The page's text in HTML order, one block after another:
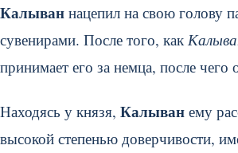
Калыван нацепил на свою голову
сувенирами. После того, как
принимает его за немца, после чего
Находясь у князя, Калыван ему
высокой степенью доверчивости,